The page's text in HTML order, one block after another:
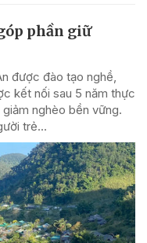
phần giữ
được đào tạo nghề,
kết nối sau 5 năm thực
nghèo bền vững.
trẻ...